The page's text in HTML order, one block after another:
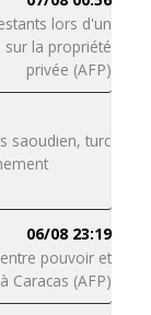
lors d'un
la propriété
privée (AFP)
saoudien, turc
06/08 23:19
pouvoir et
Caracas (AFP)